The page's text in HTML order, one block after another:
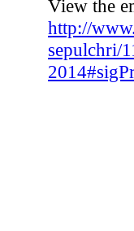
View the
http://
sepulchri/